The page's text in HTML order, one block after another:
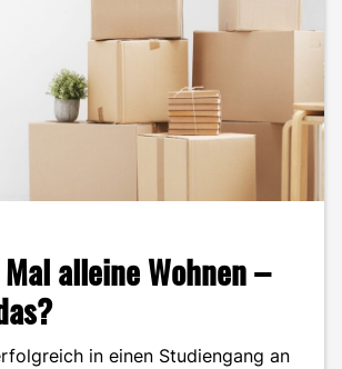
alleine Wohnen –
in einen Studiengang an